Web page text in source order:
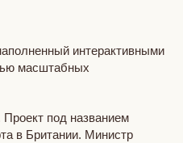
интерактивными
масштабных
под названием
в Британии. Министр